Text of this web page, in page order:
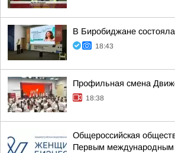
В Биробиджане
18:43
Профильная смена
18:38
Общероссийская
Первым международным